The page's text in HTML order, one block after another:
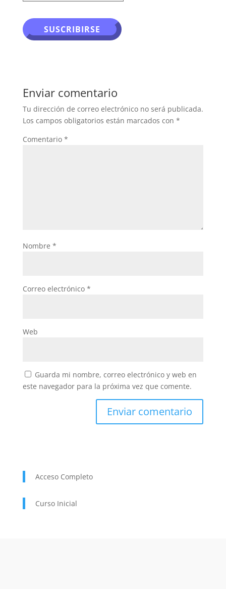
No val
Enviar comentario
Tu dirección de correo electrónico no será publicada.
Los campos obligatorios están marcados con *
Comentario *
Nombre *
Correo electrónico *
Web
Guarda mi nombre, correo electrónico y web en
este navegador para la próxima vez que comente.
Acceso Completo
Curso Inicial